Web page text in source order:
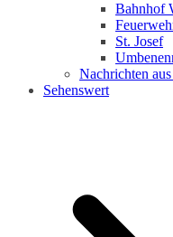
Bahnhof
St. Josef
Nachrichten
Sehenswert